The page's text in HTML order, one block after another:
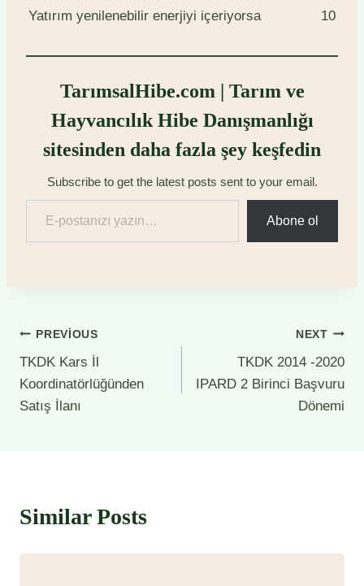
Yatırım yenilenebilir enerjiyi içeriyorsa 10
TarımsalHibe.com | Tarım ve
Hayvancılık Hibe Danışmanlığı
sitesinden daha fazla şey keşfedin
Subscribe to get the latest posts sent to your email.
E-postanızı yazın…
Abone ol
Yazı
gezinmesi
PREVIOUS
TKDK Kars İl
Koordinatörlüğünden
Satış İlanı
NEXT
TKDK 2014 -2020
IPARD 2 Birinci Başvuru
Dönemi
Similar Posts